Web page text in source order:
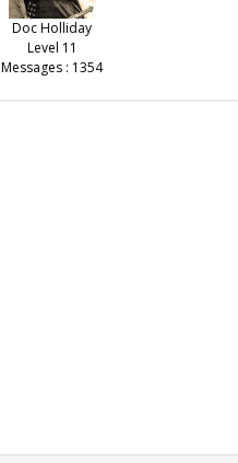
Doc Holliday
Level 11
Messages : 1354